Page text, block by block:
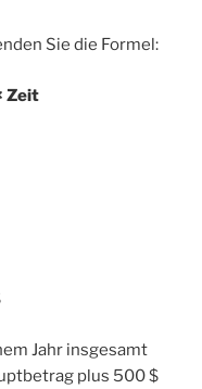
Sie die Formel:
Zeit
Jahr insgesamt
plus 500 $